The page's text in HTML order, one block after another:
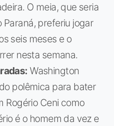
O meia, que seria
Paraná, preferiu jogar
seis meses e o
nesta semana.
Washington
polêmica para bater
Rogério Ceni como
é o homem da vez e